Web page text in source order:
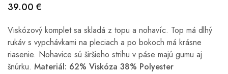
39.00 €
Viskózový komplet sa skladá z topu a nohavíc. Top má dlhý
rukáv s vypchávkami na pleciach a po bokoch má krásne
riasenie. Nohavice sú širšieho strihu v páse majú gumu aj
šnúrku. Materiál: 62% Viskóza 38% Polyester